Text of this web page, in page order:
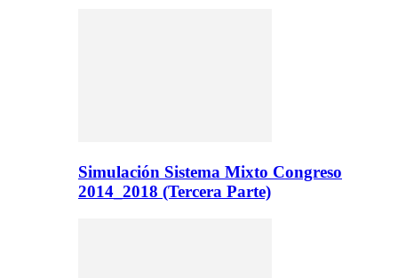
Simulación Sistema Mixto Congreso
2014_2018 (Tercera Parte)